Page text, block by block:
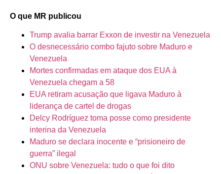
O que MR publicou
Trump avalia barrar Exxon de investir na Venezuela
O desnecessário combo fajuto sobre Maduro e
Venezuela
Mortes confirmadas em ataque dos EUA à
Venezuela chegam a 58
EUA retiram acusação que ligava Maduro à
liderança de cartel de drogas
Delcy Rodríguez toma posse como presidente
interina da Venezuela
Maduro se declara inocente e “prisioneiro de
guerra” ilegal
ONU sobre Venezuela: tudo o que foi dito